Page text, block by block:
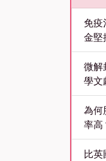
免疫
金堅
微解
學文
為何
率高
比英